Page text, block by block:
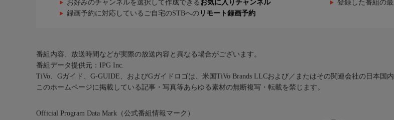
お好みのチャンネルを選択して作成できる お気に入りチャンネル 登録した番組の
録画予約に対応しているご自宅のSTBへの リモート録画予約
番組内容、放送時間などが実際の放送内容と異なる場合がございます。
番組データ提供元：IPG Inc.
TiVo、Gガイド、G-GUIDE、およびGガイドロゴは、米国TiVo Brands LLCおよび／またはその関連会社の日本国
このホームページに掲載している記事・写真等あらゆる素材の無断複写・転載を禁じます。
Official Program Data Mark（公式番組情報マーク）